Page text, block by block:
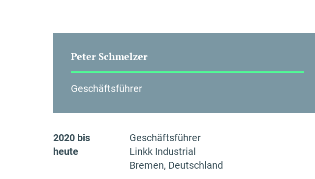
Peter Schmelzer
Geschäftsführer
2020 bis
heute
Geschäftsführer
Linkk Industrial
Bremen, Deutschland